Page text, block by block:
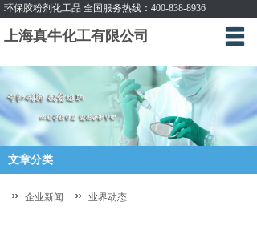
环保胶粉剂化工品 全国服务热线：400-838-8936
上海真牛化工有限公司
企业简介
新闻动态
产品展示
文章分类
企业新闻 业界动态